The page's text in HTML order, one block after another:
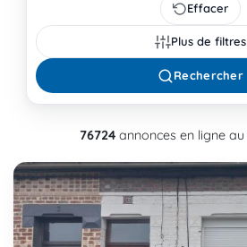
Effacer
Plus de filtres
Rechercher
76724 annonces en ligne au